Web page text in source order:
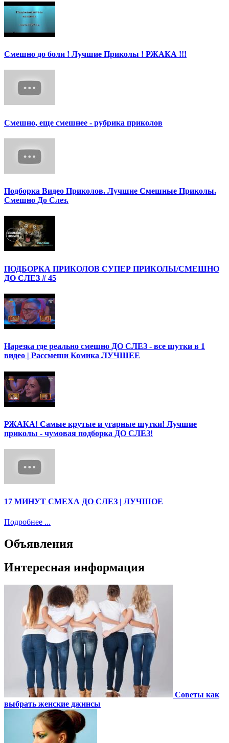
Смешно до боли ! Лучшие Приколы ! РЖАКА !!!
Смешно, еще смешнее - рубрика приколов
Подборка Видео Приколов. Лучшие Смешные Приколы.
Смешно До Слез.
ПОДБОРКА ПРИКОЛОВ СУПЕР ПРИКОЛЫ/СМЕШНО
ДО СЛЕЗ # 45
Нарезка где реально смешно ДО СЛЕЗ - все шутки в 1
видео | Рассмеши Комика ЛУЧШЕЕ
РЖАКА! Самые крутые и угарные шутки! Лучшие
приколы - чумовая подборка ДО СЛЕЗ!
17 МИНУТ СМЕХА ДО СЛЕЗ | ЛУЧШОЕ
Подробнее ...
Объявления
Интересная информация
Советы как
выбрать женские джинсы